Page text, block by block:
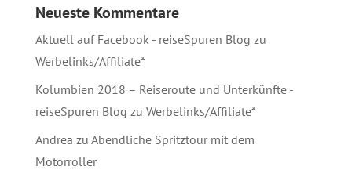
Neueste Kommentare
Aktuell auf Facebook - reiseSpuren Blog zu
Werbelinks/Affiliate*
Kolumbien 2018 – Reiseroute und Unterkünfte -
reiseSpuren Blog zu Werbelinks/Affiliate*
Andrea zu Abendliche Spritztour mit dem
Motorroller